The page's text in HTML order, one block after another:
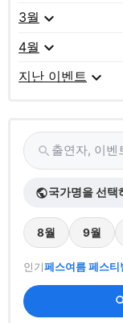
3월 expand_more
4월 expand_more
지난 이벤트 expand_more
search 출연자, 이벤
public국가명을 선택
8월 9월
인기페스여름 페스티